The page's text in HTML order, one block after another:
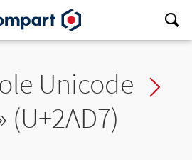
Unicode
(U+2AD7)